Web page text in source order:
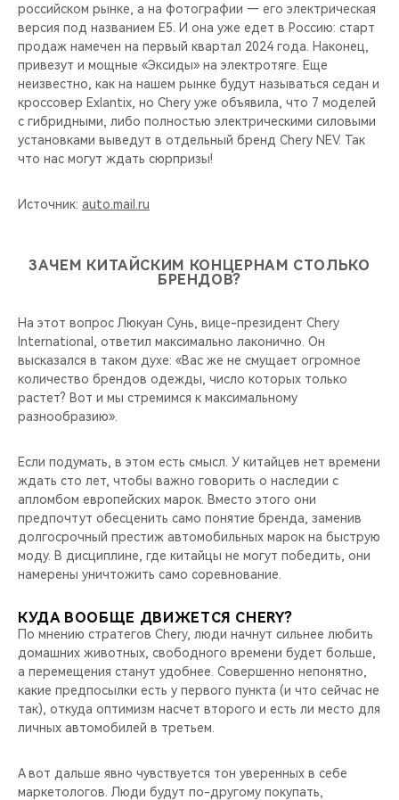
российском рынке, а на фотографии — его электрическая
версия под названием Е5. И она уже едет в Россию: старт
продаж намечен на первый квартал 2024 года. Наконец,
привезут и мощные «Эксиды» на электротяге. Еще
неизвестно, как на нашем рынке будут называться седан и
кроссовер Exlantix, но Chery уже объявила, что 7 моделей
с гибридными, либо полностью электрическими силовыми
установками выведут в отдельный бренд Chery NEV. Так
что нас могут ждать сюрпризы!
Источник: auto.mail.ru
ЗАЧЕМ КИТАЙСКИМ КОНЦЕРНАМ СТОЛЬКО
БРЕНДОВ?
На этот вопрос Люкуан Сунь, вице-президент Chery
International, ответил максимально лаконично. Он
высказался в таком духе: «Вас же не смущает огромное
количество брендов одежды, число которых только
растет? Вот и мы стремимся к максимальному
разнообразию».
Если подумать, в этом есть смысл. У китайцев нет времени
ждать сто лет, чтобы важно говорить о наследии с
апломбом европейских марок. Вместо этого они
предпочтут обесценить само понятие бренда, заменив
долгосрочный престиж автомобильных марок на быструю
моду. В дисциплине, где китайцы не могут победить, они
намерены уничтожить само соревнование.
КУДА ВООБЩЕ ДВИЖЕТСЯ CHERY?
По мнению стратегов Chery, люди начнут сильнее любить
домашних животных, свободного времени будет больше,
а перемещения станут удобнее. Совершенно непонятно,
какие предпосылки есть у первого пункта (и что сейчас не
так), откуда оптимизм насчет второго и есть ли место для
личных автомобилей в третьем.
А вот дальше явно чувствуется тон уверенных в себе
маркетологов. Люди будут по-другому покупать,